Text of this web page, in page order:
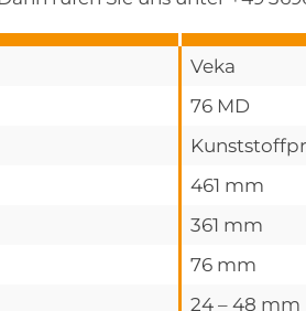
Veka
76 MD
461 mm
361 mm
76 mm
24 – 48 mm